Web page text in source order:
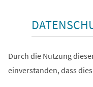
Durch die Nutzung
einverstanden, dass